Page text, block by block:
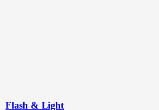
Flash & Light